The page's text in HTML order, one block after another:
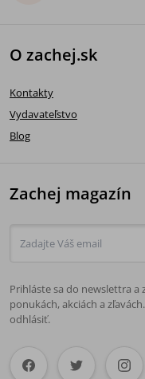
O zachej.sk
Kontakty
Vydavateľstvo
Blog
Zachej magazín
Prihláste sa do newslettra
ponukách, akciách a
odhlásiť.